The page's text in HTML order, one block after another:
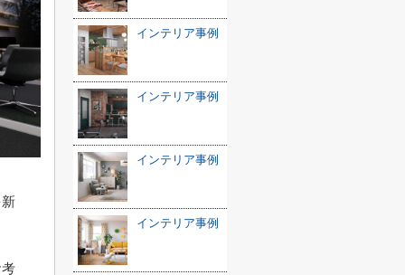
インテリア事例
インテリア事例
インテリア事例
インテリア事例